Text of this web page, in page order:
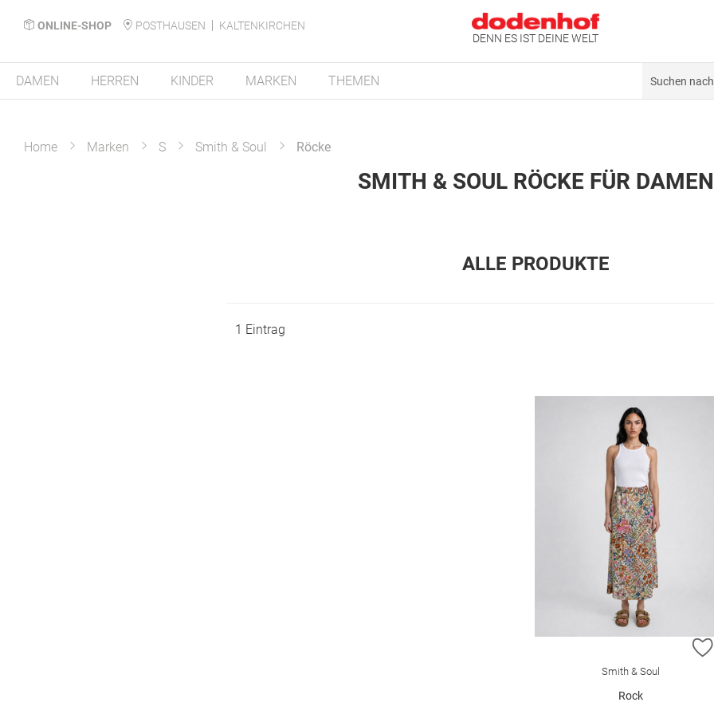
ONLINE-SHOP POSTHAUSEN
KALTENKIRCHEN
DENN ES IST DEINE WELT
DAMEN HERREN KINDER MARKEN THEMEN
Home Marken S Smith & Soul Röcke
SMITH & SOUL RÖCKE FÜR DAMEN
ALLE PRODUKTE
1 Eintrag
Smith & Soul
Rock